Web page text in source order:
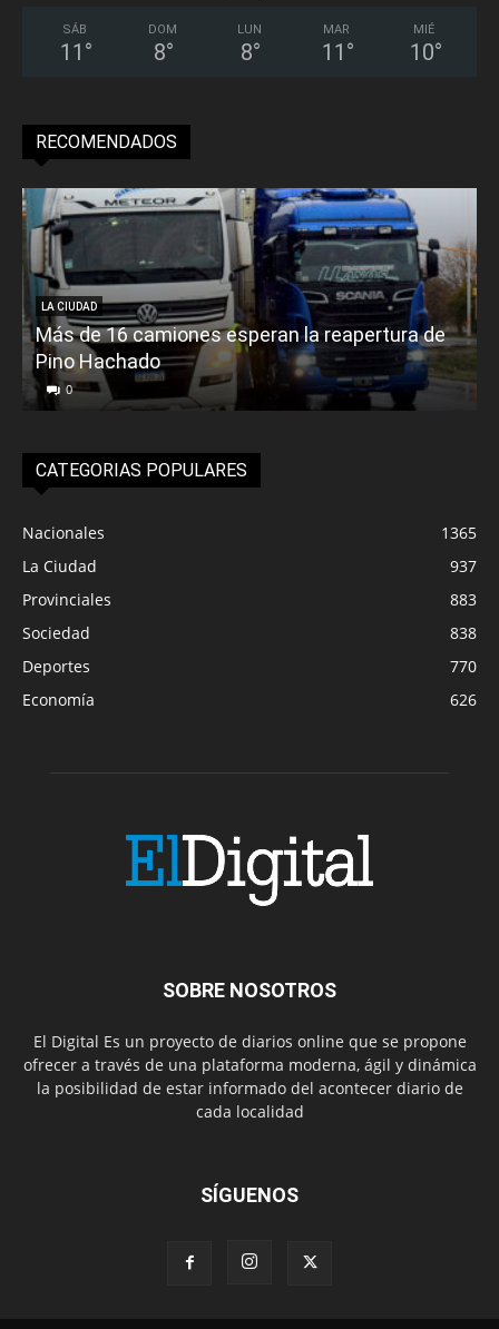
SÁB
11 °
DOM
8°
LUN
8°
MAR
11 °
MIÉ
10°
RECOMENDADOS
LA CIUDAD
Más de 16 camiones esperan la reapertura de
Pino Hachado
0
CATEGORIAS POPULARES
Nacionales
1365
La Ciudad
937
Provinciales
883
Sociedad
838
Deportes
770
Economía
626
SOBRE NOSOTROS
El Digital Es un proyecto de diarios online que se propone
ofrecer a través de una plataforma moderna, ágil y dinámica
la posibilidad de estar informado del acontecer diario de
cada localidad
SÍGUENOS